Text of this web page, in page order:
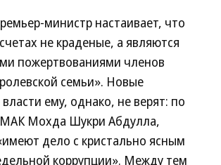
министр настаивает, что
не краденые, а являются
пожертвованиями членов
семьи». Новые
ему, однако, не верят: по
Мохда Шукри Абдулла,
дело с кристально ясным
коррупции». Между тем